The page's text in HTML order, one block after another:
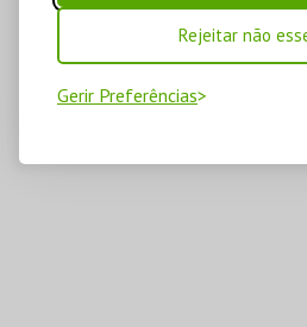
Rejeitar não
Gerir Preferências